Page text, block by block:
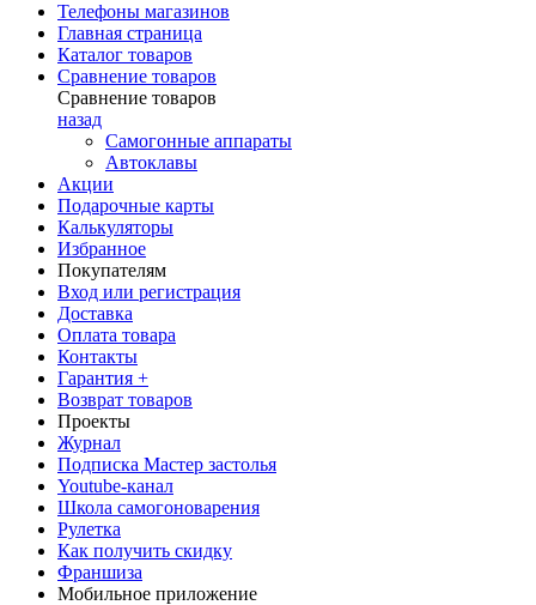
Телефоны магазинов
Главная страница
Каталог товаров
Сравнение товаров
Сравнение товаров
назад
Самогонные аппараты
Автоклавы
Акции
Подарочные карты
Калькуляторы
Избранное
Покупателям
Вход или регистрация
Доставка
Оплата товара
Контакты
Гарантия +
Возврат товаров
Проекты
Журнал
Подписка Мастер застолья
Youtube-канал
Школа самогоноварения
Рулетка
Как получить скидку
Франшиза
Мобильное приложение